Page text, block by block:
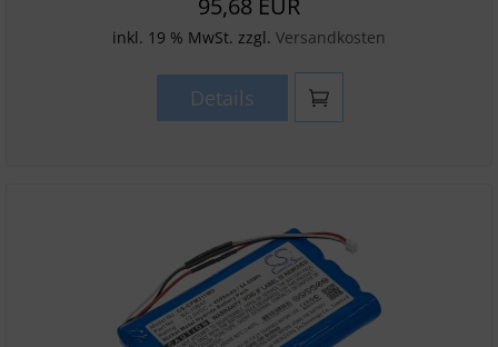
95,68 EUR
inkl. 19 % MwSt. zzgl. Versandkosten
Details